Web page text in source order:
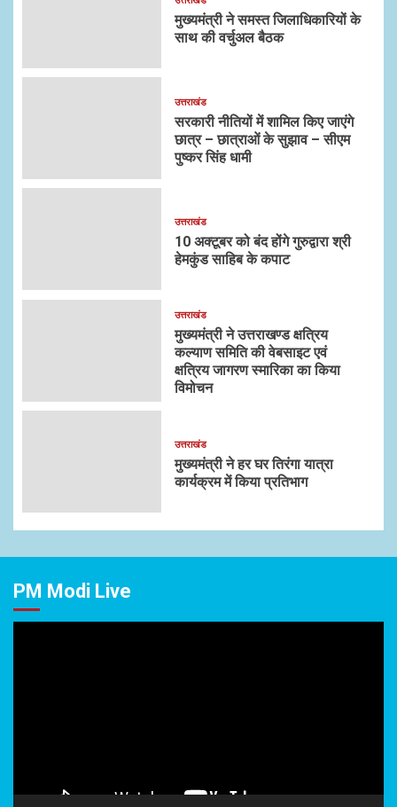
मुख्यमंत्री ने समस्त जिलाधिकारियों के
साथ की वर्चुअल बैठक
उत्तराखंड
सरकारी नीतियों में शामिल किए जाएंगे
छात्र – छात्राओं के सुझाव – सीएम
पुष्कर सिंह धामी
उत्तराखंड
10 अक्टूबर को बंद होंगे गुरुद्वारा श्री
हेमकुंड साहिब के कपाट
उत्तराखंड
मुख्यमंत्री ने उत्तराखण्ड क्षत्रिय
कल्याण समिति की वेबसाइट एवं
क्षत्रिय जागरण स्मारिका का किया
विमोचन
उत्तराखंड
मुख्यमंत्री ने हर घर तिरंगा यात्रा
कार्यक्रम में किया प्रतिभाग
PM Modi Live